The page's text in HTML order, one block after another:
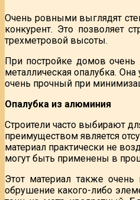
Очень ровными выглядят
конкурент. Это позволяет
трехметровой высоты.
При постройке домов
металлическая опалубка.
очень прочный при
Опалубка из алюминия
Строители часто выбирают
преимуществом является
материал практически не
могут быть применены в
Этот материал также
обрушение какого-либо